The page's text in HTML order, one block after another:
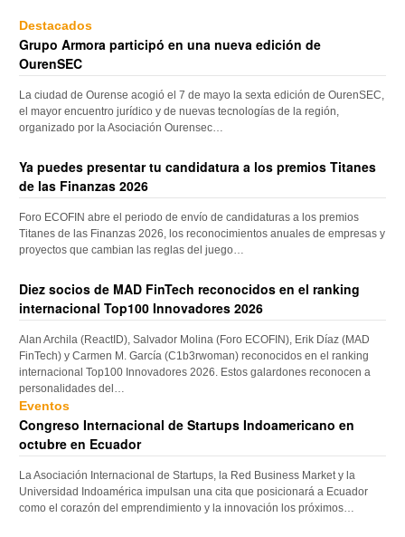
Destacados
Grupo Armora participó en una nueva edición de
OurenSEC
La ciudad de Ourense acogió el 7 de mayo la sexta edición de OurenSEC,
el mayor encuentro jurídico y de nuevas tecnologías de la región,
organizado por la Asociación Ourensec…
Ya puedes presentar tu candidatura a los premios Titanes
de las Finanzas 2026
Foro ECOFIN abre el periodo de envío de candidaturas a los premios
Titanes de las Finanzas 2026, los reconocimientos anuales de empresas y
proyectos que cambian las reglas del juego…
Diez socios de MAD FinTech reconocidos en el ranking
internacional Top100 Innovadores 2026
Alan Archila (ReactID), Salvador Molina (Foro ECOFIN), Erik Díaz (MAD
FinTech) y Carmen M. García (C1b3rwoman) reconocidos en el ranking
internacional Top100 Innovadores 2026. Estos galardones reconocen a
personalidades del…
Eventos
Congreso Internacional de Startups Indoamericano en
octubre en Ecuador
La Asociación Internacional de Startups, la Red Business Market y la
Universidad Indoamérica impulsan una cita que posicionará a Ecuador
como el corazón del emprendimiento y la innovación los próximos…